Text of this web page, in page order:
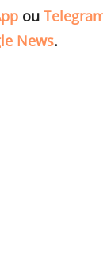
ou
News.